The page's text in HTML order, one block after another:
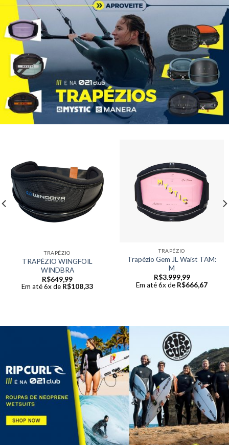
TRAPÉZIO
TRAPÉZIO WINGFOIL
WINDBRA
R$649,99
Em até 6x de R$108,33
TRAPÉZIO
Trapézio Gem JL Waist TAM:
M
R$3.999,99
Em até 6x de R$666,67